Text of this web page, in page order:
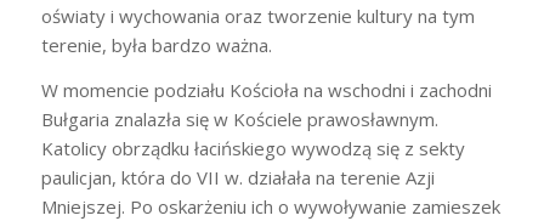
oświaty i wychowania oraz tworzenie kultury na tym
terenie, była bardzo ważna.
W momencie podziału Kościoła na wschodni i zachodni
Bułgaria znalazła się w Kościele prawosławnym.
Katolicy obrządku łacińskiego wywodzą się z sekty
paulicjan, która do VII w. działała na terenie Azji
Mniejszej. Po oskarżeniu ich o wywoływanie zamieszek